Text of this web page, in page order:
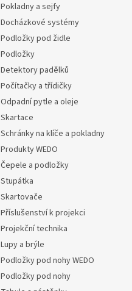
Pokladny a sejfy
Docházkové systémy
Podložky pod židle
Podložky
Detektory padělků
Počítačky a třídičky
Odpadní pytle a oleje
Skartace
Schránky na klíče a pokladny
Produkty WEDO
Čepele a podložky
Stupátka
Skartovače
Příslušenství k projekci
Projekční technika
Lupy a brýle
Podložky pod nohy WEDO
Podložky pod nohy